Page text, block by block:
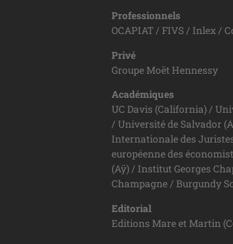
Professionnels
OCAPIAT / FIVS / Inlex /
Privé
Groupe Moët Hennessy
Académiques
UC Davis (California) /
/ Université de Salvador
Internationale des
européenne des
(Aÿ) / Institut Georges
Champagne / Burgundy
Editorial
Editions Mare et Martin